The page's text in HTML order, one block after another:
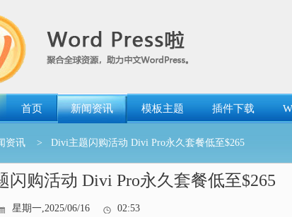
首页 新闻资讯 模板主题 插件下载
资讯 > Divi主题闪购活动 Divi Pro永久套餐低至$265
闪购活动 Divi Pro永久套餐低至$265
星期一,2025/06/16 02:53